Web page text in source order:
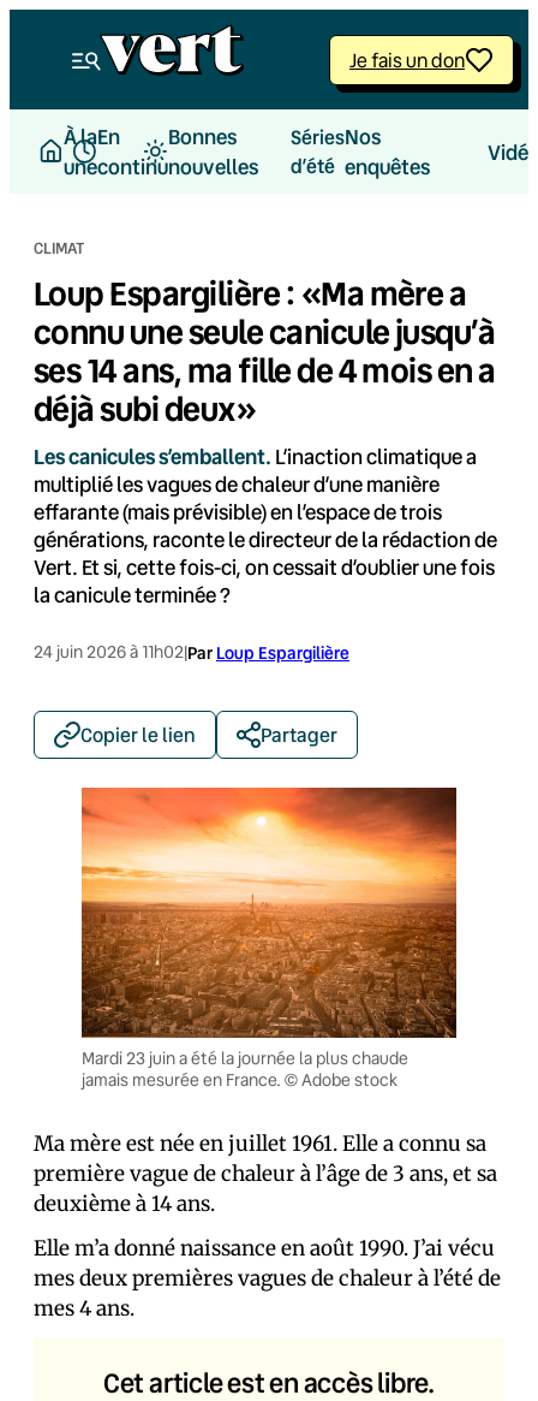
Je fais un don
À la
une
En
continu
Bonnes
nouvelles
Séries
d’été
Nos
enquêtes
CLIMAT
Loup Espargilière : «Ma mère a
connu une seule canicule jusqu’à
ses 14 ans, ma fille de 4 mois en a
déjà subi deux»
Les canicules s’emballent. L’inaction climatique a
multiplié les vagues de chaleur d’une manière
effarante (mais prévisible) en l’espace de trois
générations, raconte le directeur de la rédaction de
Vert. Et si, cette fois-ci, on cessait d’oublier une fois
la canicule terminée ?
24 juin 2026 à 11h02|Par Loup Espargilière
Copier le lien Partager
Mardi 23 juin a été la journée la plus chaude
jamais mesurée en France. © Adobe stock
Ma mère est née en juillet 1961. Elle a connu sa
première vague de chaleur à l’âge de 3 ans, et sa
deuxième à 14 ans.
Elle m’a donné naissance en août 1990. J’ai vécu
mes deux premières vagues de chaleur à l’été de
mes 4 ans.
Cet article est en accès libre.